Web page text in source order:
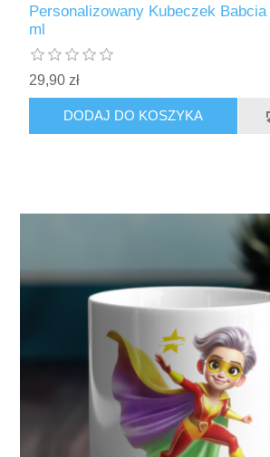
Personalizowany Kubeczek
ml
29,90 zł
DODAJ DO KOSZYKA